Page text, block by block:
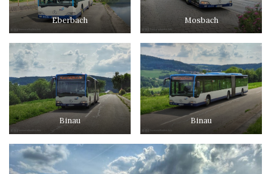
Eberbach Mosbach
Binau Binau